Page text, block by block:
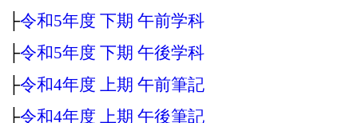
├令和5年度 下期 午前学科
├令和5年度 下期 午後学科
├令和4年度 上期 午前筆記
├令和4年度 上期 午後筆記